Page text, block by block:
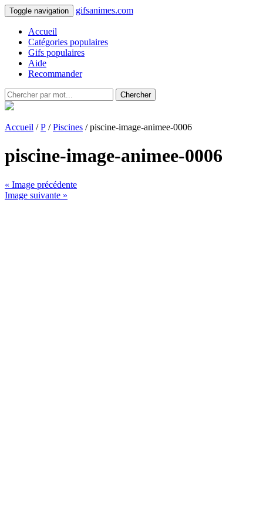
Toggle navigation gifsanimes.com
Accueil
Catégories populaires
Gifs populaires
Aide
Recommander
Chercher
Accueil /P /Piscines / piscine-image-animee-0006
piscine-image-animee-0006
« Image précédente
Image suivante »